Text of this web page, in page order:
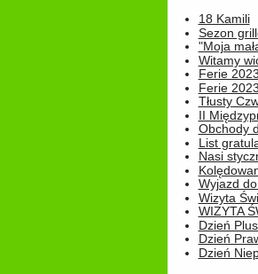
18 Kamili
Sezon
"Moja
Witamy
Ferie
Ferie
Tłusty
II
Obchody
List
Nasi
Wyjazd
Wizyta
WIZYTA
Dzień
Dzień
Dzień